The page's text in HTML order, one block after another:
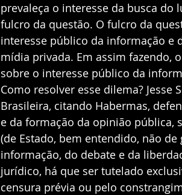
prevaleça o interesse da busca do
fulcro da questão. O fulcro da
interesse público da informação e
mídia privada. Em assim fazendo,
sobre o interesse público da
Como resolver esse dilema? Jesse
Brasileira, citando Habermas,
e da formação da opinião pública,
(de Estado, bem entendido, não
informação, do debate e da
jurídico, há que ser tutelado
censura prévia ou pelo